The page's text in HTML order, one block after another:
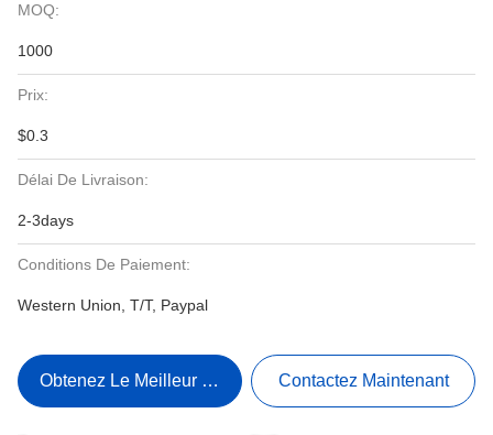
MOQ:
1000
Prix:
$0.3
Délai De Livraison:
2-3days
Conditions De Paiement:
Western Union, T/T, Paypal
Obtenez Le Meilleur Prix Contactez Maintenant